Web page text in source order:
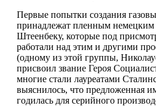
Первые попытки создания
принадлежат пленным
Штеенбеку, которые под
работали над этим и другими
(одному из этой группы,
присвоил звание Героя
многие стали лауреатами
выяснилось, что предложенная
годилась для серийного